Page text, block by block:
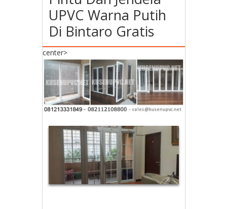
UPVC Warna Putih
Di Bintaro Gratis
center>